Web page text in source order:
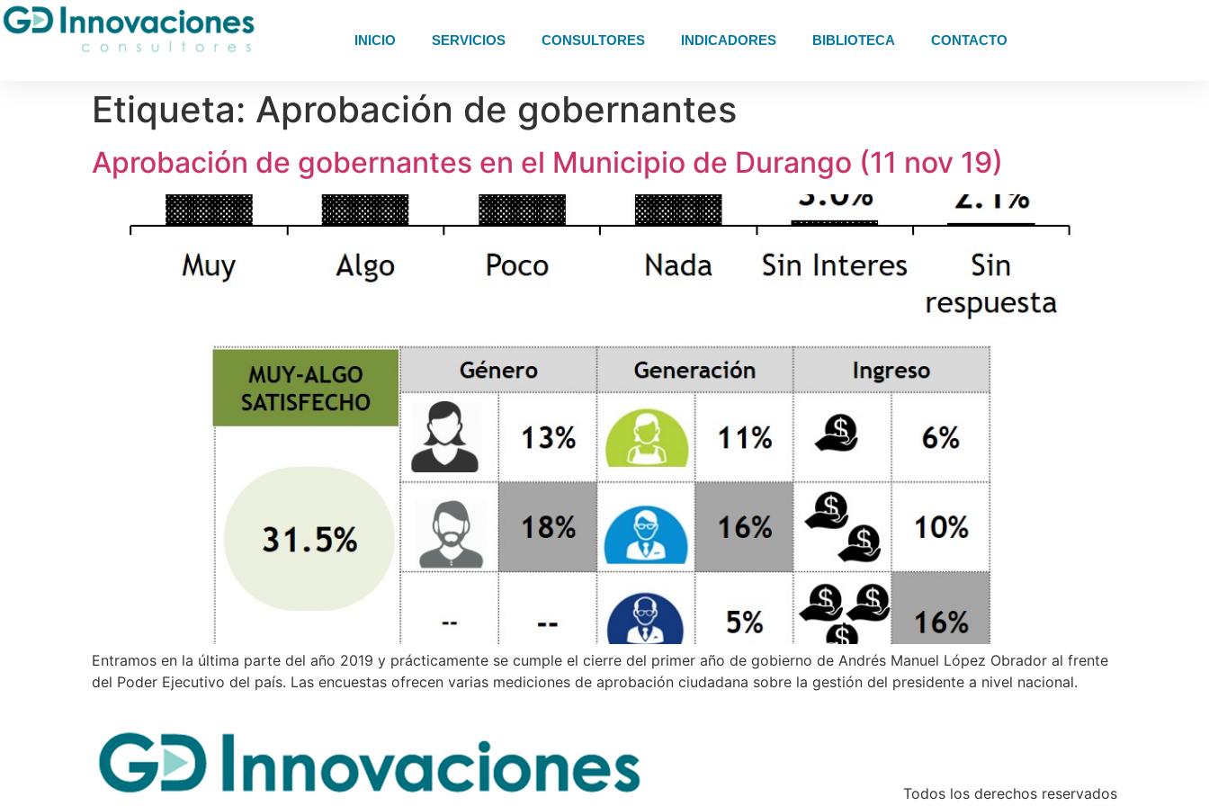
INICIO SERVICIOS CONSULTORES INDICADORES BIBLIOTECA CONTACTO
Etiqueta: Aprobación de gobernantes
Aprobación de gobernantes en el Municipio de Durango (11 nov 19)
Entramos en la última parte del año 2019 y prácticamente se cumple el cierre del primer año de gobierno de Andrés Manuel López Obrador al frente
del Poder Ejecutivo del país. Las encuestas ofrecen varias mediciones de aprobación ciudadana sobre la gestión del presidente a nivel nacional.
Todos los derechos reservados